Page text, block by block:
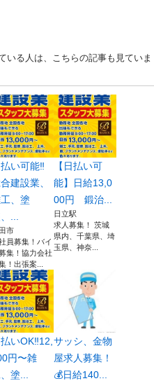
る人は、こちらの記事も見ていま
い可能‼️
建設業、
、塗
...
市
員募集！バイ
集！協力会社
！出張案...
【日払い可
能】日給13,0
00円 鍛治...
日立駅
求人募集！ 茨城
県内、千葉県、埼
玉県、神奈...
いOK‼️12,
円〜雑
塗...
サッシ、金物
屋求人募集！
💰日給140...